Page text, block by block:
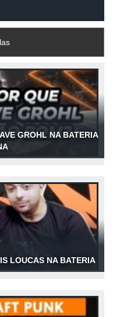
GROHL NA BATERIA
LOUCAS NA BATERIA